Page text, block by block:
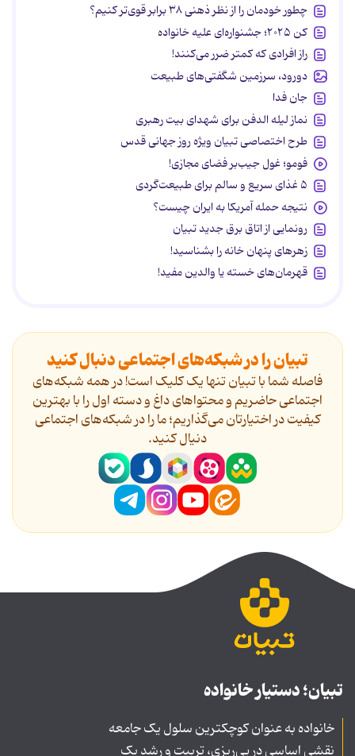
چطور خودمان را از نظر ذهنی ۳۸ برابر قوی‌تر کنیم؟
کن ۲۰۲۵؛ جشنواره‌ای علیه خانواده
راز افرادی که کمتر ضرر می‌کنند!
دورود، سرزمین شگفتی‌های طبیعت
جان فدا
نماز لیله الدفن برای شهدای بیت رهبری
طرح اختصاصی تبیان ویژه روز جهانی قدس
فومو؛ غول جیب‌بر فضای مجازی!
۵ غذای سریع و سالم برای طبیعت‌گردی
نتیجه حمله آمریکا به ایران چیست؟
رونمایی از اتاق برق جدید تبیان
زهرهای پنهان خانه را بشناسید!
قهرمان‌های خسته یا والدین مفید!
تبیان را در شبکه‌های اجتماعی دنبال کنید
فاصله شما با تبیان تنها یک کلیک است! در همه شبکه‌های
اجتماعی حاضریم و محتواهای داغ و دسته اول را با بهترین
کیفیت در اختیارتان می‌گذاریم؛ ما را در شبکه‌های اجتماعی
دنیال کنید.
تبیان؛ دستیار خانواده
خانواده به عنوان کوچکترین سلول یک جامعه
نقشی اساسی در پی‌ریزی، تربیت و رشد یک